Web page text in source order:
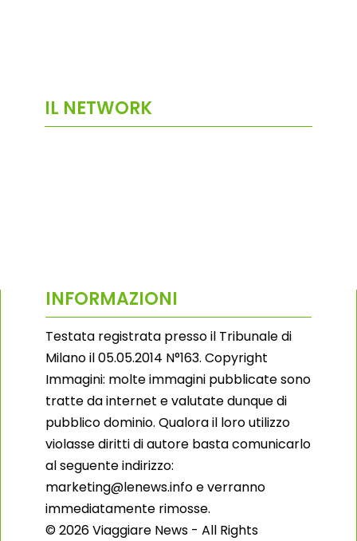
IL NETWORK
INFORMAZIONI
Testata registrata presso il Tribunale di
Milano il 05.05.2014 N°163. Copyright
Immagini: molte immagini pubblicate sono
tratte da internet e valutate dunque di
pubblico dominio. Qualora il loro utilizzo
violasse diritti di autore basta comunicarlo
al seguente indirizzo:
marketing@lenews.info e verranno
immediatamente rimosse.
© 2026 Viaggiare News - All Rights